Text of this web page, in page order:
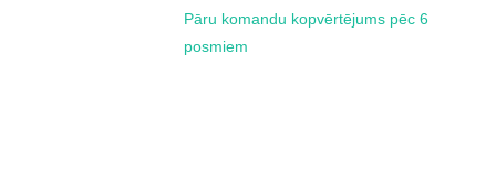
Pāru komandu kopvērtējums pēc 6
posmiem